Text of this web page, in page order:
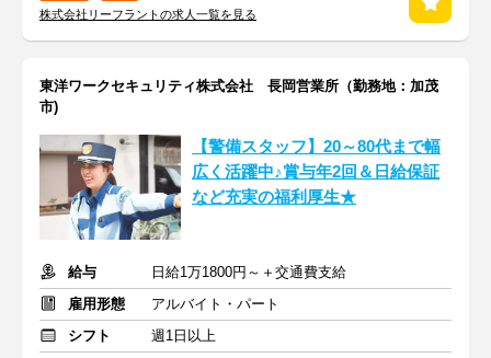
株式会社リーフラントの求人一覧を見る
東洋ワークセキュリティ株式会社 長岡営業所（勤務地：加茂
市)
【警備スタッフ】20～80代まで幅
広く活躍中♪賞与年2回＆日給保証
など充実の福利厚生★
給与
日給1万1800円～＋交通費支給
雇用形態
アルバイト・パート
シフト
週1日以上